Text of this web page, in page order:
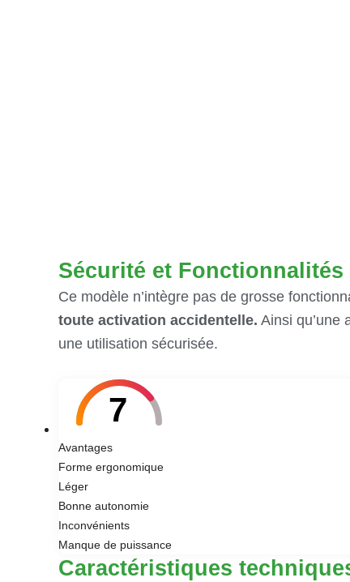
Sécurité et
Ce modèle n’intègre pas de grosse
toute activation accidentelle. Ainsi qu’une
une utilisation sécurisée.
7
Avantages
Forme ergonomique
Léger
Bonne autonomie
Inconvénients
Manque de puissance
Caractéristiques